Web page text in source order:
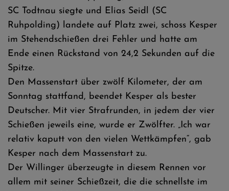
SC Todtnau siegte und Elias Seidl (SC
Ruhpolding) landete auf Platz zwei, schoss Kesper
im Stehendschießen drei Fehler und hatte am
Ende einen Rückstand von 24,2 Sekunden auf die
Spitze.
Den Massenstart über zwölf Kilometer, der am
Sonntag stattfand, beendet Kesper als bester
Deutscher. Mit vier Strafrunden, in jedem der vier
Schießen jeweils eine, wurde er Zwölfter. „Ich war
relativ kaputt von den vielen Wettkämpfen“, gab
Kesper nach dem Massenstart zu.
Der Willinger überzeugte in diesem Rennen vor
allem mit seiner Schießzeit, die die schnellste im